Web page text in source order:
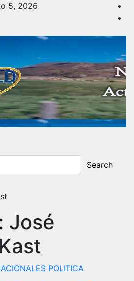
5, 2026
Actualidad
Search
José
POLITICA